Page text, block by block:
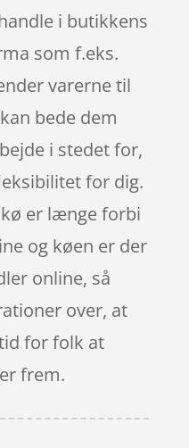
i butikkens
som f.eks.
varerne til
bede dem
i stedet for,
for dig.
er længe forbi
og køen er der
online, så
over, at
for folk at
frem.